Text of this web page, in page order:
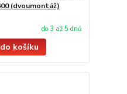
(dvoumontáž)
do 3 až 5 dnů
košíku